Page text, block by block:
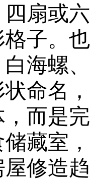
扇或
子。
海螺
命名
，而是
储藏室
屋修造